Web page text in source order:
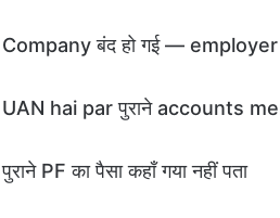
Company बंद हो गई — employer
UAN hai par पुराने accounts
पुराने PF का पैसा कहाँ गया नहीं पता